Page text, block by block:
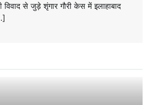
विवाद से जुड़े शृंगार गौरी केस में इलाहाबाद